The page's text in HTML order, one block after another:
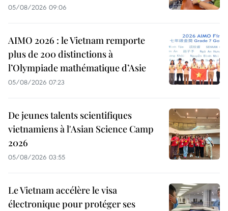
05/08/2026 09:06
AIMO 2026 : le Vietnam remporte
plus de 200 distinctions à
l’Olympiade mathématique d’Asie
05/08/2026 07:23
De jeunes talents scientifiques
vietnamiens à l'Asian Science Camp
2026
05/08/2026 03:55
Le Vietnam accélère le visa
électronique pour protéger ses